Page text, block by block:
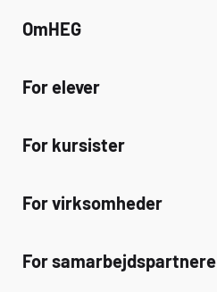
OmHEG
For elever
For kursister
For virksomheder
For samarbejdspartnere